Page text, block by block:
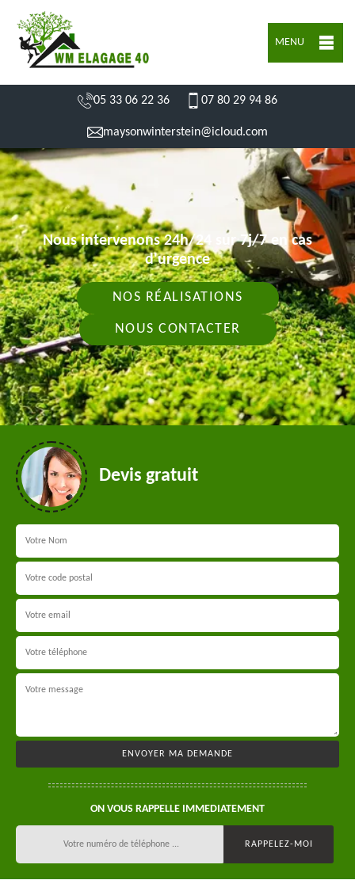
MENU
05 33 06 22 36 07 80 29 94 86
maysonwinterstein@icloud.com
Nous intervenons 24h/24 sur 7j/7 en cas
d'urgence
NOS RÉALISATIONS
NOUS CONTACTER
Devis gratuit
ON VOUS RAPPELLE IMMEDIATEMENT